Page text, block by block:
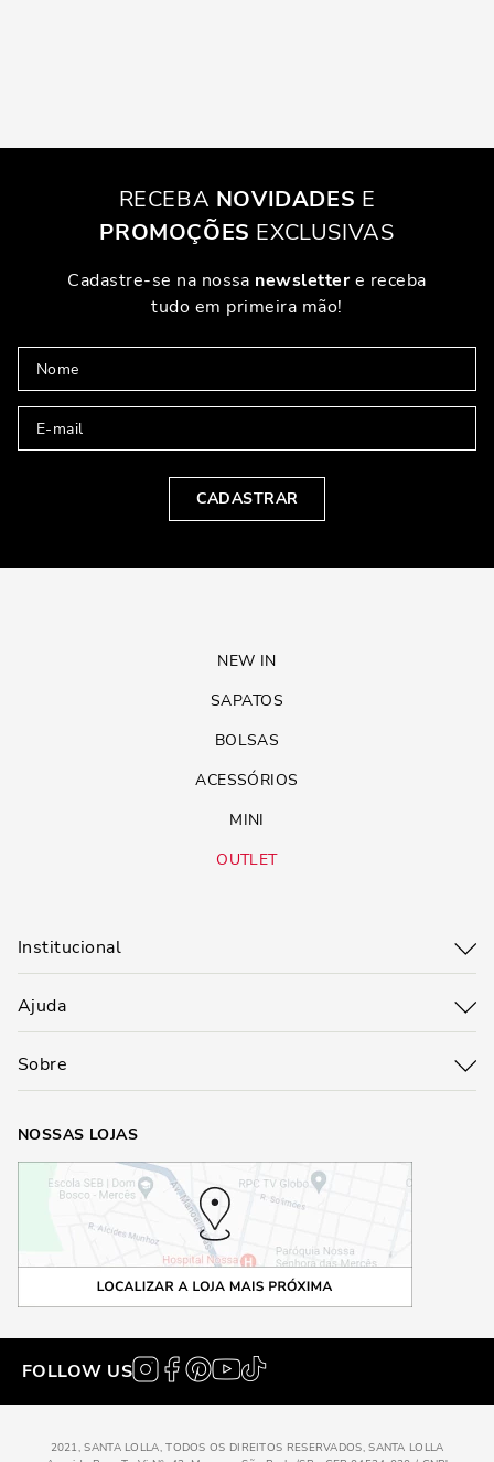
RECEBA NOVIDADES E
PROMOÇÕES EXCLUSIVAS
Cadastre-se na nossa newslettere receba
tudo em primeira mão!
CADASTRAR
NEW IN
SAPATOS
BOLSAS
ACESSÓRIOS
MINI
OUTLET
Institucional
Ajuda
Sobre
NOSSAS LOJAS
FOLLOW US
2021, SANTA LOLLA, TODOS OS DIREITOS RESERVADOS, SANTA LOLLA